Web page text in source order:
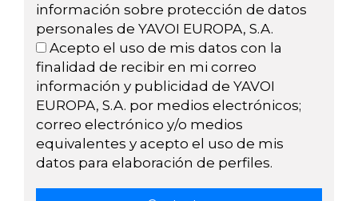
información sobre protección de datos
personales de YAVOI EUROPA, S.A.
Acepto el uso de mis datos con la
finalidad de recibir en mi correo
información y publicidad de YAVOI
EUROPA, S.A. por medios electrónicos;
correo electrónico y/o medios
equivalentes y acepto el uso de mis
datos para elaboración de perfiles.